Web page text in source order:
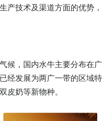
产技术及渠道方面的优势，
候，国内水牛主要分布在广
经发展为两广一带的区域特
皮奶等新物种。